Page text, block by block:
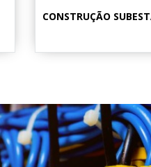
CONSTRUÇÃO